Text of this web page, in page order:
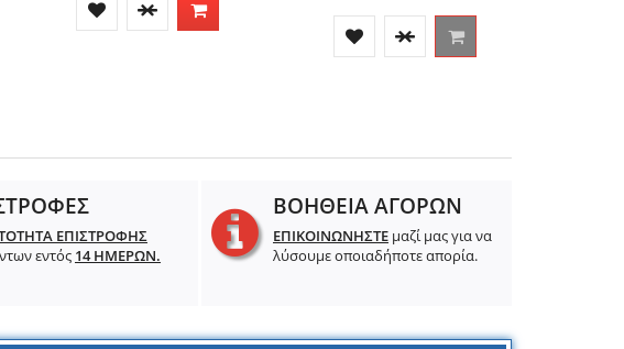
ΕΠΙΣΤΡΟΦΗΣ
εντός 14 ΗΜΕΡΩΝ.
ΒΟΗΘΕΙΑ ΑΓΟΡΩΝ
ΕΠΙΚΟΙΝΩΝΗΣΤΕ μαζί μας για να
λύσουμε οποιαδήποτε απορία.